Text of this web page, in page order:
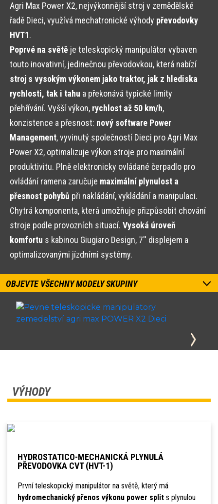
Agri Max Power X2, nejvýkonnější stroj v zemědělské
řadě Dieci, využívá mechatronické výhody převodovky
HVT1.
Poprvé na světě je teleskopický manipulátor vybaven
touto inovativní, jedinečnou převodovkou, která nabízí
stroj s vysokým výkonem jako traktor, jak z hlediska
rychlosti, tak i tahu a překonává typické limity
přehřívání. Vyšší výkon, rychlost až 50 km/h,
konzistence a přesnost: nový software Power
Management, vyvinutý společností Dieci pro Agri Max
Power X2, optimalizuje výkon stroje pro maximální
produktivitu. Plně elektronicky ovládané čerpadlo pro
ovládání ramena zaručuje maximální plynulost a
přesnost pohybů při nakládání, vykládání a manipulaci.
Chytrá komponenta, která umožňuje přizpůsobit chování
stroje podle provozních situací. Vysoká úroveň
komfortu s kabinou Giugiaro Design, 7'' displejem a
optimalizovanými jízdními systémy.
OBJEVTE VŠECHNY MODELY SKUPINY
VÝHODY
HYDROSTATICO-MECHANICKÁ PLYNULÁ
PŘEVODOVKA CVT (HVT-1)
První teleskopický manipulátor na světě, který má
hydromechanický přenos výkonu power splits plynulou